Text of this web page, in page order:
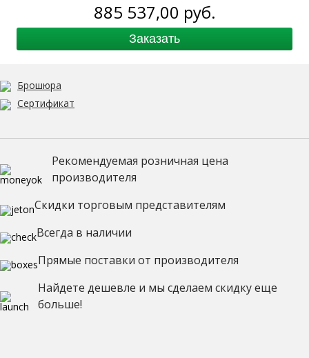
885 537,00 руб.
Заказать
Брошюра
Сертификат
Рекомендуемая розничная цена
производителя
Скидки торговым представителям
Всегда в наличии
Прямые поставки от производителя
Найдете дешевле и мы сделаем скидку еще
больше!